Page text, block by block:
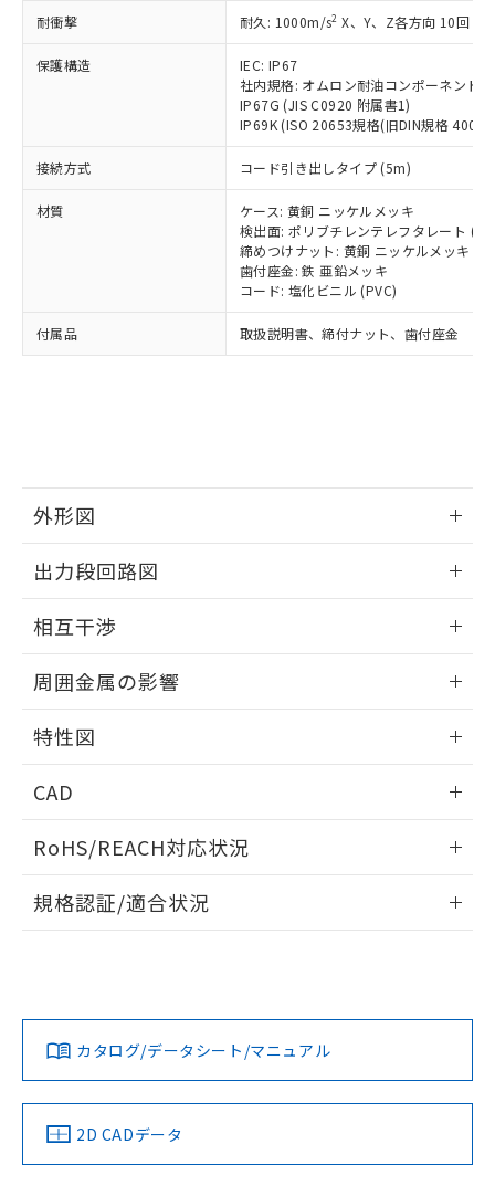
耐衝撃 耐久: 1000m/s2 X、Y、Z各方向 10回
保護構造
IEC: IP67
社内規格: オムロン耐油コンポーネント
IP67G (JIS C0920 附属書1)
IP69K (ISO 20653規格(旧DIN規格
接続方式 コード引き出しタイプ (5m)
材質
ケース: 黄銅 ニッケルメッキ
検出面: ポリブチレンテレフタレート
締めつけナット: 黄銅 ニッケルメッキ
歯付座金: 鉄 亜鉛メッキ
コード: 塩化ビニル (PVC)
付属品 取扱説明書、締付ナット、歯付座金
外形図
外形図
出力段回路図
出力段回路図
タイムチャート
相互干渉
相互干渉
A: 40mm以上、B: 30mm以上
周囲金属の影響
周囲金属の影響
特性図
検出物体の大きさと材質による影響
CAD
ドすることができます。
ログイン/会員登録
ダウンロードデータをご利用いただく前に、以下を必ずお読
みください。
ソフトウェアの使用条件
RoHS/REACH対応状況
EU RoHS 注意事項・凡例
対応済み
中国 RoHS 注意事項・凡例
規格認証/適合状況
LR型式承認
（イギリス
船舶規格）
DNV型式承認
（ノルウェー
BV型式承認
（フランス
KR型式
（韓国
No No No No
カタログ/データシート/マニュアル
2D CADデータ
覧された時点での実際の在庫および標
準価格とは異なる場合があることをご
了承ください。
正式な納期状況および標準価格はお客
様のお取引先、またはお客様担当のオ
ムロン制御機器販売店・当社販売員に
ご相談ください。
オムロン制御機器販売店や当社販売拠
販売ネットワーク
」をご確認
在庫状況および標準価格結果を当社の
事前の承諾なく第三者に漏洩または開
示しないようお願いします。
マイパーツ機能（部品リスト作成サー
ビス）をご利用いただくには、I-Web
品・サービスに関するお客様との取
※当社の共同利用者とは、
の共同利用に関して"
用者の範囲」に記載されている法人を
鉛(Pb) 1000ppm以下、 水銀(Hg) 1000ppm以下、 カド
ミウム(Cd) 100ppm以下、
六価クロム(Cr(Ⅵ)) 1000ppm以下、ポリ臭化ビフェニル
類(PBB) 1000ppm以下、ポリ臭化ジフェニルエーテル類
(PBDE) 1000ppm以下、フタル酸ビス(2-エチルヘキシ
ル) (DEHP)(別名：DOP) 1000ppm以下、フタル酸ブチ
ルベンジル（BBP） 1000ppm以下、フタル酸ジブチル
（DBP） 1000ppm以下、フタル酸ジイソブチル
適用除外項目は除く。
フタル酸エステル類の４物質については閾値を超える意
図的な使用がないことを確認しています。
部品在庫の切り替え状況などにより、予定
月が前後することがあります。
とができます。
EU RoHS指令（10物質）の非含有証明書
51物質の非含有証明書（当社基準）
※本証明書は発行日時点で非含有を証明す
るもので、過去に遡って非含有を証明する
ものではありません。
物質の対応では、対応完了までの期間は出
荷製品に未対応品が混在することから備考
欄に対応日を記載しておりました。
既に当社にて対応品への在庫切替を完了
*中国RoHS10物質の基準値 (GB/T26572)：
Pb(鉛) :1000ppm、 Hg(水銀) : 1000ppm、 Cd(カドミウ
Cr(Ⅵ)(六価クロム) : 1000ppm、 PBBs(ポリ臭化ビフェ
ニル類) : 1000ppm、 PBDEs(ポリ臭化ジフェニルエーテ
DBP(フタル酸ジブチル) : 1000ppm、 DIBP(フタル酸ジ
イソブチル) : 1000ppm、 BBP(フタル酸ブチルベンジ
DEHP(フタル酸ビス(2-エチルヘキシル)) : 1000ppm
※2 環境保護使用期限
「ｅ」：有害物質（10物質）のすべてが基
準値以下であることを示します。
「10」：通常の使用状況下において有害物
質が外部に漏えいし、環境に深刻な影響を
及ぼさない年数を意味します。
国政府の輸出許可(または役務取引許
可)を取得するなどの必要な手続きを
当社は規制貨物を破棄する場合は、完
全に破砕するなど、違法に輸出されな
いよう必要な手段を講じます。
当社は貴社製品を、核兵器、ミサイ
ル、化学兵器、生物兵器またはその他
武器並びにこれらの製造装置等に一切
使用いたしません。
当社は、貴社製品を第三者に販売する
場合は、上記1、2および3の内容を当
該第三者に通知します。また当社は、
販売先および販売に係わる関係者が違
法に輸出するおそれがある場合は、取
一定数以上の在庫あり
一定数には満たないが在庫あり
在庫なし(最新の在庫状況につ
いては、お客様のお取引先、ま
たはお客様担当のオムロン制御
機器販売店・当社販売員にご確
認ください)
白
受注生産機種、また在庫状況の
情報を公開していない機種